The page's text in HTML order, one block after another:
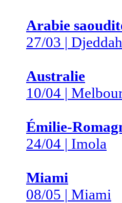
Arabie
27/03 | Djeddah
Australie
10/04 |
Émilie-
24/04 | Imola
Miami
08/05 | Miami